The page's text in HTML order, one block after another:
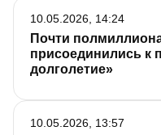
Почти
присоединились к
долголетие»
10.05.2026, 14:24
10.05.2026, 13:57